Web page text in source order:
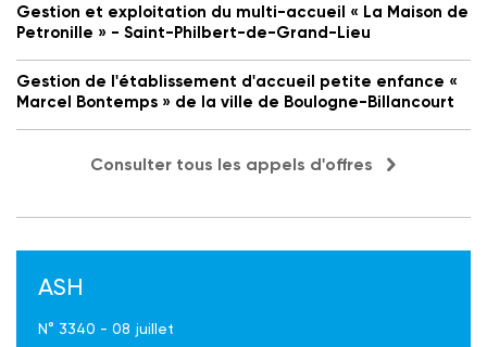
Gestion et exploitation du multi-accueil « La Maison de
Petronille » - Saint-Philbert-de-Grand-Lieu
Gestion de l'établissement d'accueil petite enfance «
Marcel Bontemps » de la ville de Boulogne-Billancourt
Consulter tous les appels d'offres
ASH
N° 3340 - 08 juillet